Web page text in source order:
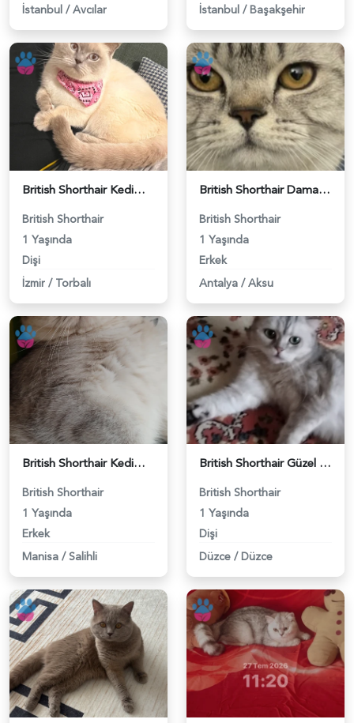
İstanbul / Avcılar İstanbul / Başakşehir
British Shorthair Kedime Eş Arıyorum - 118984649
British Shorthair
1 Yaşında
Dişi
İzmir / Torbalı
British Shorthair Damadımıza Gelin Arıyoruz - 118984627
British Shorthair
1 Yaşında
Erkek
Antalya / Aksu
British Shorthair Kedimize eş arıyoruz - 118984628
British Shorthair
1 Yaşında
Erkek
Manisa / Salihli
British Shorthair Güzel kızımıza eş arıyoruz - 118984633
British Shorthair
1 Yaşında
Dişi
Düzce / Düzce